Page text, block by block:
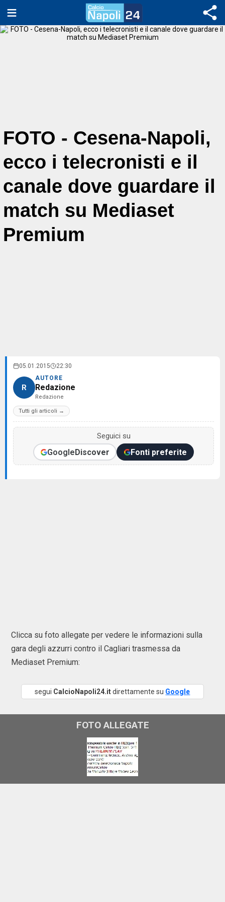
FOTO - Cesena-Napoli,
ecco i telecronisti e il
canale dove guardare il
match su Mediaset
Premium
05.01.2015 22:30
R
AUTORE
Redazione
Redazione
Tutti gli articoli →
Seguici su
GoogleDiscover Fonti preferite
Clicca su foto allegate per vedere le informazioni sulla
gara degli azzurri contro il Cagliari trasmessa da
Mediaset Premium:
segui CalcioNapoli24.itdirettamente su Google
FOTO ALLEGATE